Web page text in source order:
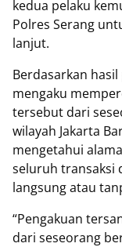
kedua pelaku
Polres Serang
lanjut.
Berdasarkan
mengaku
tersebut dari
wilayah Jakarta
mengetahui
seluruh transaksi
langsung atau
“Pengakuan
dari seseorang